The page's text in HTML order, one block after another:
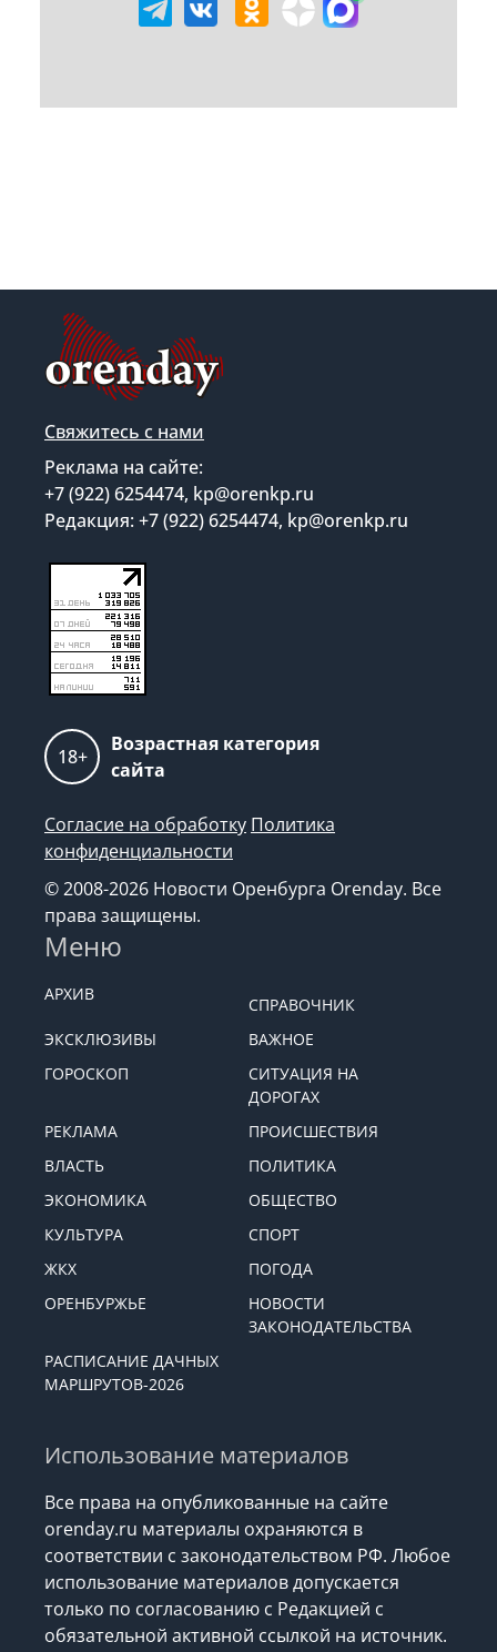
Свяжитесь с нами
Реклама на сайте:
+7 (922) 6254474, kp@orenkp.ru
Редакция: +7 (922) 6254474, kp@orenkp.ru
18+
Возрастная категория
сайта
Согласие на обработку Политика
конфиденциальности
© 2008-2026 Новости Оренбурга Orenday. Все
права защищены.
Меню
АРХИВ
СПРАВОЧНИК
ЭКСКЛЮЗИВЫ
ВАЖНОЕ
ГОРОСКОП
СИТУАЦИЯ НА
ДОРОГАХ
РЕКЛАМА
ПРОИСШЕСТВИЯ
ВЛАСТЬ
ПОЛИТИКА
ЭКОНОМИКА
ОБЩЕСТВО
КУЛЬТУРА
СПОРТ
ЖКХ
ПОГОДА
ОРЕНБУРЖЬЕ
НОВОСТИ
ЗАКОНОДАТЕЛЬСТВА
РАСПИСАНИЕ ДАЧНЫХ
МАРШРУТОВ-2026
Использование материалов
Все права на опубликованные на сайте
orenday.ru материалы охраняются в
соответствии с законодательством РФ. Любое
использование материалов допускается
только по согласованию с Редакцией с
обязательной активной ссылкой на источник.